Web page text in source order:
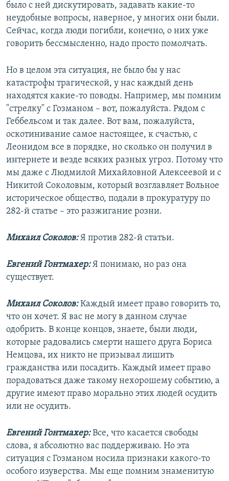
было с ней дискутировать, задавать какие-то
неудобные вопросы, наверное, у многих они были.
Сейчас, когда люди погибли, конечно, о них уже
говорить бессмысленно, надо просто помолчать.
Но в целом эта ситуация, не было бы у нас
катастрофы трагической, у нас каждый день
находятся какие-то поводы. Например, мы помним
"стрелку" с Гозманом – вот, пожалуйста. Рядом с
Геббельсом и так далее. Вот вам, пожалуйста,
оскотинивание самое настоящее, к счастью, с
Леонидом все в порядке, но сколько он получил в
интернете и везде всяких разных угроз. Потому что
мы даже с Людмилой Михайловной Алексеевой и с
Никитой Соколовым, который возглавляет Вольное
историческое общество, подали в прокуратуру по
282-й статье – это разжигание розни.
Михаил Соколов:Я против 282-й статьи.
Евгений Гонтмахер:Я понимаю, но раз она
существует.
Михаил Соколов:Каждый имеет право говорить то,
что он хочет. Я вас не могу в данном случае
одобрить. В конце концов, знаете, были люди,
которые радовались смерти нашего друга Бориса
Немцова, их никто не призывал лишить
гражданства или посадить. Каждый имеет право
порадоваться даже такому нехорошему событию, а
другие имеют право морально этих людей осудить
или не осудить.
Евгений Гонтмахер:Все, что касается свободы
слова, я абсолютно вас поддерживаю. Но эта
ситуация с Гозманом носила признаки какого-то
особого изуверства. Мы еще помним знаменитую